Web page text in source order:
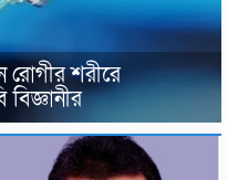
রোগীর শরীরে